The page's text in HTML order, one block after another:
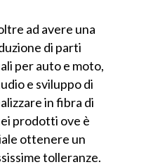
ad avere una
di parti
per auto e moto,
e sviluppo di
in fibra di
prodotti ove è
ottenere un
tolleranze.